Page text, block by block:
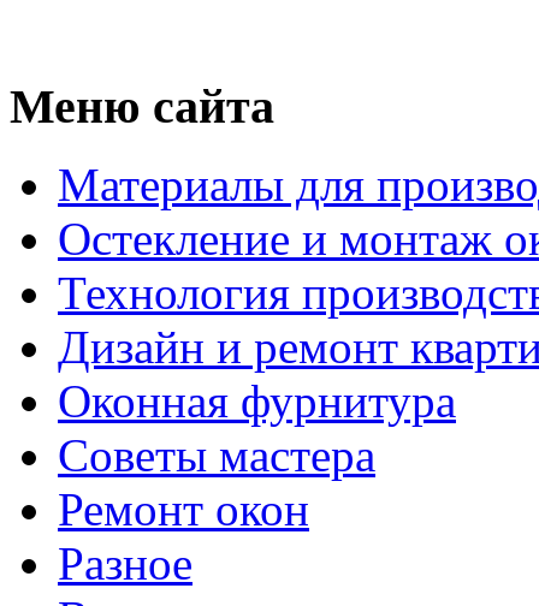
Меню сайта
Материалы для
Остекление и монтаж
Технология
Дизайн и ремонт
Оконная фурнитура
Советы мастера
Ремонт окон
Разное